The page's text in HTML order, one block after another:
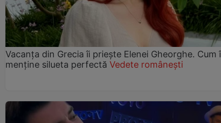
Vacanța din Grecia îi priește Elenei Gheorghe. Cum
menține silueta perfectă Vedete românești